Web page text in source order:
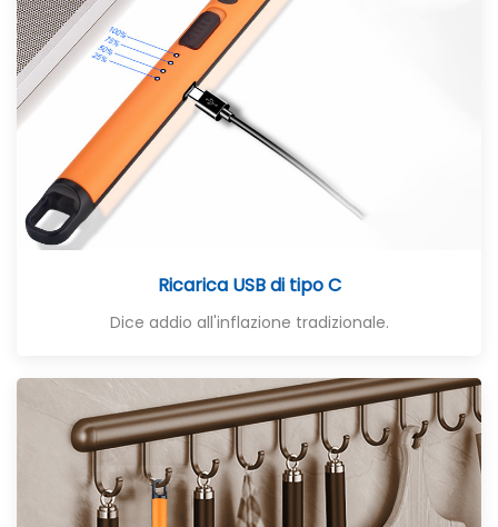
Ricarica USB di tipo C
Dice addio all'inflazione tradizionale.